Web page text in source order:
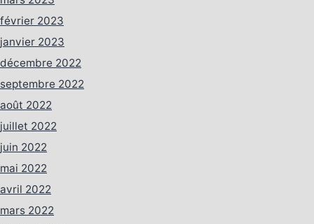
février 2023
janvier 2023
décembre 2022
septembre 2022
août 2022
juillet 2022
juin 2022
mai 2022
avril 2022
mars 2022